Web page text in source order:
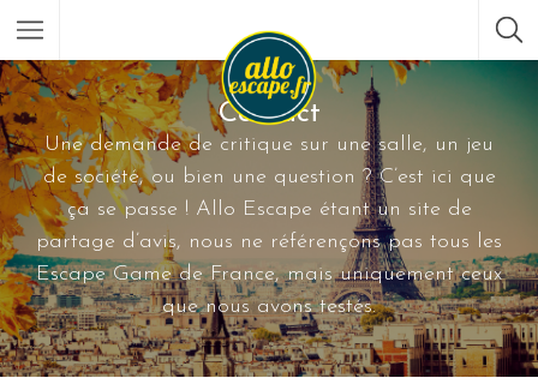
Contact
Une demande de critique sur une salle, un jeu
de société, ou bien une question ? C’est ici que
ça se passe ! Allo Escape étant un site de
partage d’avis, nous ne référençons pas tous les
Escape Game de France, mais uniquement ceux
que nous avons testés.